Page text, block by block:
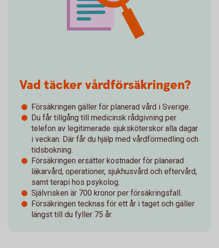
Vad täcker vårdförsäkringen?
Försäkringen gäller för planerad vård i Sverige.
Du får tillgång till medicinsk rådgivning per
telefon av legitimerade sjuksköterskor alla dagar
i veckan. Där får du hjälp med vårdförmedling och
tidsbokning.
Försäkringen ersätter kostnader för planerad
läkarvård, operationer, sjukhusvård och eftervård,
samt terapi hos psykolog.
Självrisken är 700 kronor per försäkringsfall.
Försäkringen tecknas för ett år i taget och gäller
längst till du fyller 75 år.